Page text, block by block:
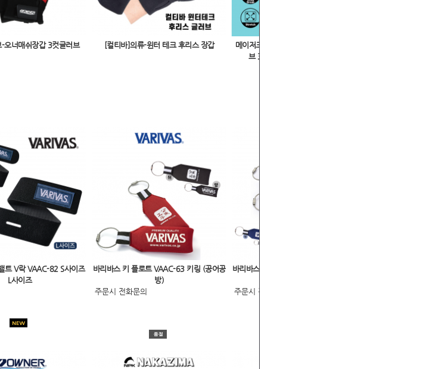
오너매쉬장갑 3컷글러브 [컬티바]의류-윈터 테크 후리스 장갑
메이저크래프트 MCTG3-3 티탄코트글러
브 3컷 낚시장갑 티타늄코팅장갑
트 V락 VAAC-82 S사이즈
L사이즈
바리바스 키 플로트 VAAC-63 키링 (공어공
방)
주문시 전화문의
바리바스 키 플로트 VAAC-62 키링 (스탠다
주문시 전화문의